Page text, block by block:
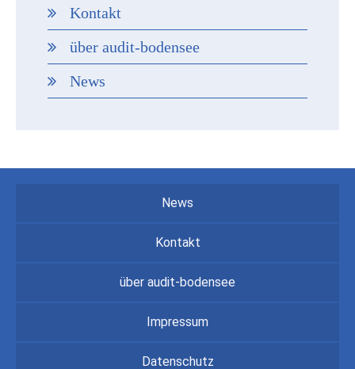
Kontakt
über audit-bodensee
News
News
Kontakt
über audit-bodensee
Impressum
Datenschutz